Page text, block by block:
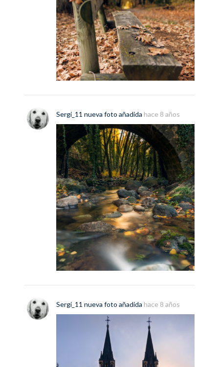
Sergi_11 nueva foto añadida hace 8 años
Sergi_11 nueva foto añadida hace 8 años